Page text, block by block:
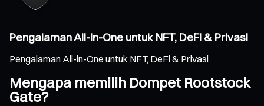
Pengalaman All-in-One untuk NFT, DeFi & Privasi
Pengalaman All-in-One untuk NFT, DeFi & Privasi
Mengapa memilih Dompet Rootstock
Gate?